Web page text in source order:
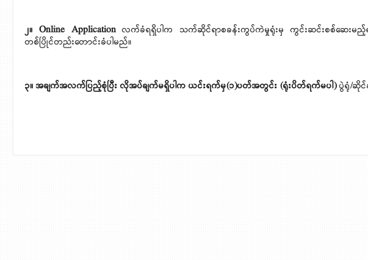
၂။ Online Applicationလက်ခံရရှိပါက သက်ဆိုင်ရာစခန်းကွပ်ကဲမှုရုံးမှ ကွင်းဆင်းစစ်ဆေးမည့်
တစ်ပြိုင်တည်းတောင်းခံပါမည်။
၃။ အချက်အလက်ပြည့်စုံပြီး လိုအပ်ချက်မရှိပါက ယင်းရက်မှ(၁)ပတ်အတွင်း (ရုံးပိတ်ရက်မပါ) ပွဲရုံ/ဆိုင်